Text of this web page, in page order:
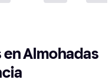
Almohadas